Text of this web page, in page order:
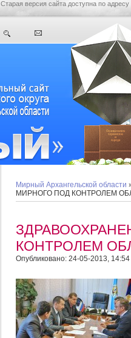
Старая версия сайта доступна по адресу
Мирный Архангельской области
МИРНОГО ПОД КОНТРОЛЕМ
КОНТРОЛЕМ
Опубликовано: 24-05-2013, 14:54